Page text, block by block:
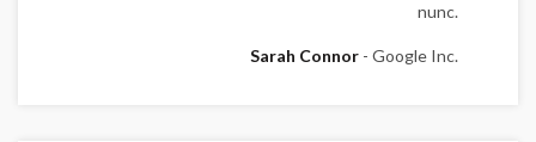
nunc.
Sarah Connor Google Inc.